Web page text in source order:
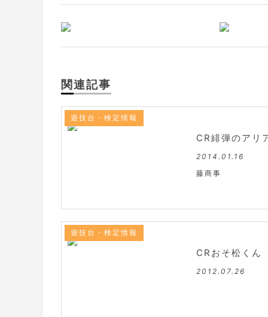
関連記事
遊技台・検定情報
CR緋弾のアリ
2014.01.16
藤商事
遊技台・検定情報
CRおそ松く
2012.07.26